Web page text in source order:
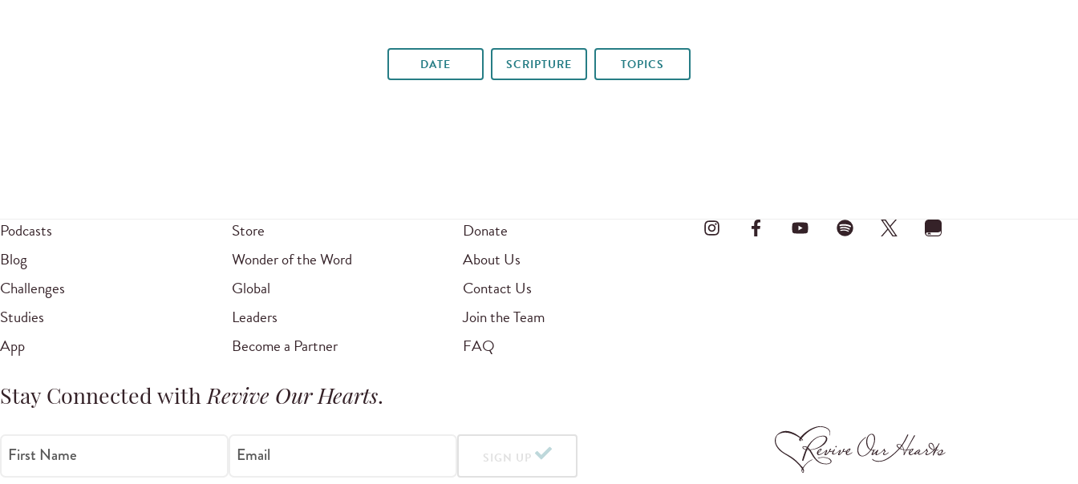
DATE SCRIPTURE TOPICS
Podcasts
Blog
Challenges
Studies
App
Store
Wonder of the Word
Global
Leaders
Become a Partner
Donate
About Us
Contact Us
Join the Team
FAQ
Stay Connected withRevive Our Hearts.
First Name Email SIGN UP